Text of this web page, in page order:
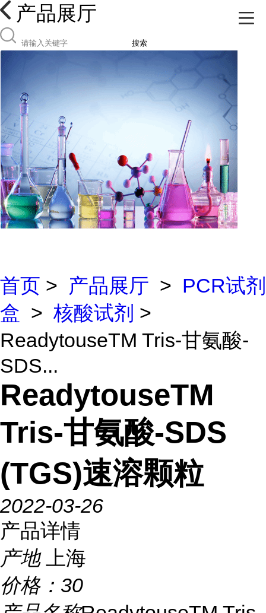
产品展厅
搜索
首页 > 产品展厅 > PCR试剂
盒 > 核酸试剂 >
ReadytouseTM Tris-甘氨酸-
SDS...
ReadytouseTM
Tris-甘氨酸-SDS
(TGS)速溶颗粒
2022-03-26
产品详情
产地
上海
价格： 30